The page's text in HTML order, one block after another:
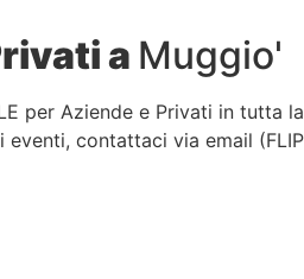
a Muggio'
per Aziende e Privati in tutta
eventi, contattaci via email (